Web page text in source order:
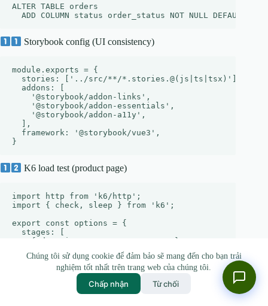
Chúng tôi sử dụng cookie để đảm bảo sẽ mang đến cho bạn trải
nghiệm tốt nhất trên trang web của chúng tôi.
Chấp nhận Từ chối
ALTER TABLE orders
Storybook config (UI consistency)
module.exports = {
  stories: ['../src/**/*.stories.@(js|ts|tsx)'],
  addons: [
    '@storybook/addon-links',
    '@storybook/addon-essentials',
    '@storybook/addon-a11y',
  ],
  framework: '@storybook/vue3',
K6 load test (product page)
import http from 'k6/http';
import { check, sleep } from 'k6';
export const options = {
  stages: [
    { duration: '5m', target: 200 }, // ramp-up
    { duration: '10m', target: 200 }, // steady
    { duration: '5m', target: 0 }, // ramp-down
export default function () {